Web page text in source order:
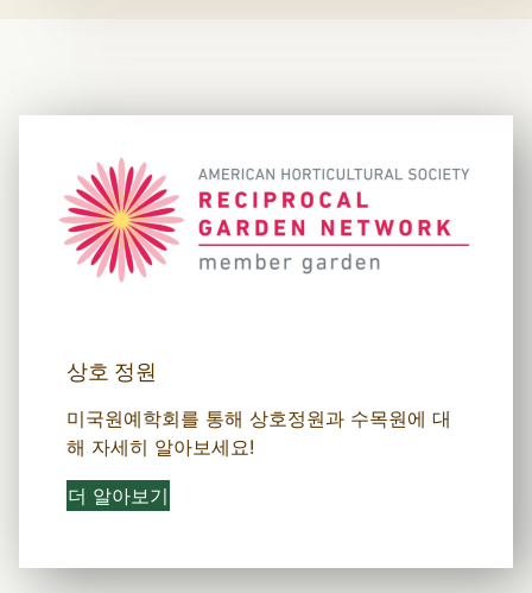
상호 정원
미국원예학회를 통해 상호정원과 수목원에 대
해 자세히 알아보세요!
더 알아보기